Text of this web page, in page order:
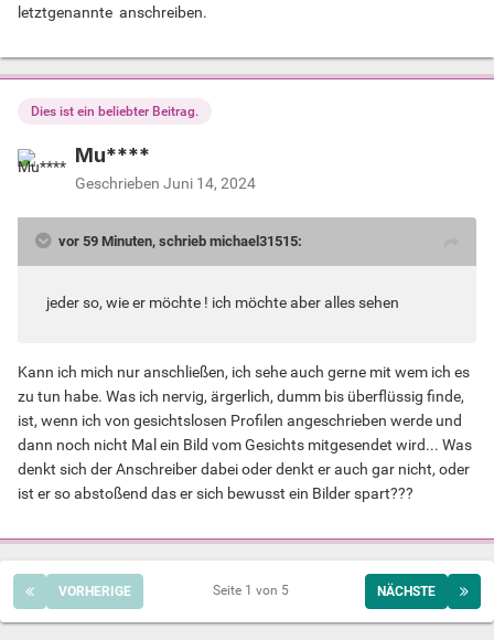
letztgenannte anschreiben.
Dies ist ein beliebter Beitrag.
Mu****
Geschrieben Juni 14, 2024
vor 59 Minuten, schrieb michael31515:
jeder so, wie er möchte ! ich möchte aber alles sehen
Kann ich mich nur anschließen, ich sehe auch gerne mit wem ich es
zu tun habe. Was ich nervig, ärgerlich, dumm bis überflüssig finde,
ist, wenn ich von gesichtslosen Profilen angeschrieben werde und
dann noch nicht Mal ein Bild vom Gesichts mitgesendet wird... Was
denkt sich der Anschreiber dabei oder denkt er auch gar nicht, oder
ist er so abstoßend das er sich bewusst ein Bilder spart???
VORHERIGE NÄCHSTE
Seite 1 von 5